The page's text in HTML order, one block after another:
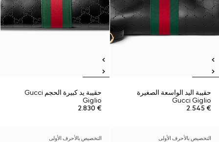
حقيبة اليد الواسعة الصغيرة
Gucci Giglio
€ 2.545
حقيبة يد كبيرة الحجم Gucci
Giglio
€ 2.830
التخصيص بالأحرف الأولى التخصيص بالأحرف الأولى